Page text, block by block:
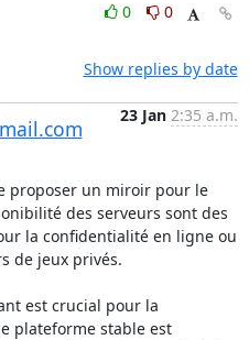
0
0
Show replies by date
23 Jan 2:35 a.m.
proposer un miroir pour le
des serveurs sont des
la confidentialité en ligne ou
de jeux privés.
est crucial pour la
plateforme stable est